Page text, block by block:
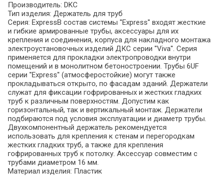
Производитель: DKC
Тип изделия: Держатель для труб
Серия: ExpressВ состав системы ''Express'' входят жесткие
и гибкие армированные трубы, аксессуары для их
крепления и соединения, корпуса для накладного монтажа
электроустановочных изделий ДКС серии ''Viva''. Серия
применяется для прокладки электропроводки внутри
помещений и в монолитном бетоностроении. Трубы 6UF
серии ''Express'' (атмосферостойкие) могут также
прокладываться открыто, по фасадам зданий. Держатели
служат для фиксации гофрированных и жестких гладких
труб к различным поверхностям. Допустим как
горизонтальный, так и вертикальный монтаж. Держатели
подбираются под условия эксплуатации и диаметр трубы.
Двухкомпонентный держатель рекомендуется
использовать для крепления к стенам и перегородкам
жестких гладких труб, а также для крепления
гофрированных труб к потолку. Аксессуар совместим с
трубами диаметром 16 мм.
Материал изделия: Пластик